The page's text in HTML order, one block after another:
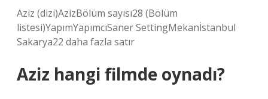
Aziz (dizi)AzizBölüm sayısı28 (Bölüm
listesi)YapımYapımcıSaner SettingMekanİstanbul
Sakarya22 daha fazla satır
Aziz hangi filmde oynadı?